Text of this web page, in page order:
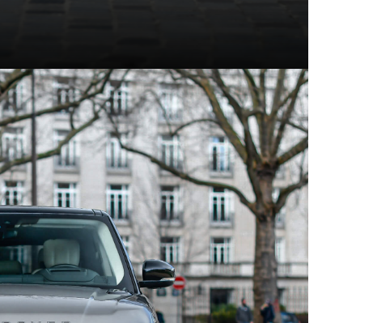
modèles d'exception
Mecanicus, on adore la voiture, on adore aussi son
véritable encyclopédie de la voiture : Autopedia.
chacun empreint d’un charme unique et
supercars contemporaines, ces constructeurs ont
comme les collectionneurs. Au sein des articles
innovation, performance et héritage automobile.